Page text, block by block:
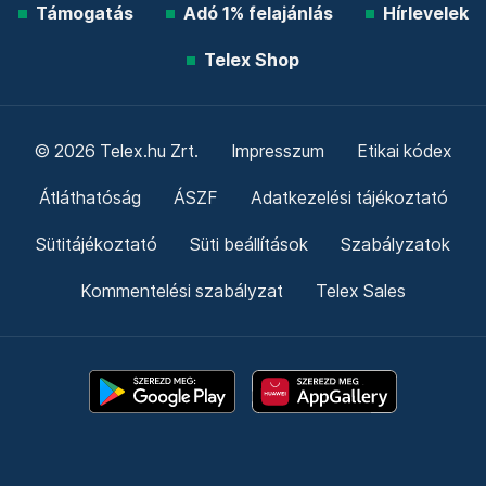
Támogatás Adó 1% felajánlás Hírlevelek
Telex Shop
© 2026 Telex.hu Zrt. Impresszum Etikai kódex
Átláthatóság ÁSZF Adatkezelési tájékoztató
Sütitájékoztató Süti beállítások Szabályzatok
Kommentelési szabályzat Telex Sales